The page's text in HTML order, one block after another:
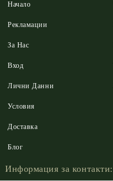
Начало
Рекламации
За Нас
Вход
Лични Данни
Условия
Доставка
Блог
Информация за контакти: